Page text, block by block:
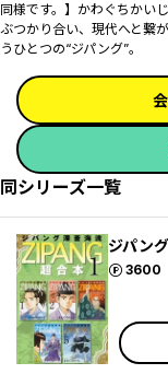
同様です。】かわぐちかい
ぶつかり合い、現代へと繋
うひとつの“ジパング”。
同シリーズ一覧
ジパン
3600
ポイント